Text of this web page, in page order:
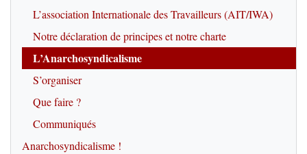
L’association Internationale des Travailleurs (AIT/IWA)
Notre déclaration de principes et notre charte
L’Anarchosyndicalisme
S’organiser
Que faire ?
Communiqués
Anarchosyndicalisme !